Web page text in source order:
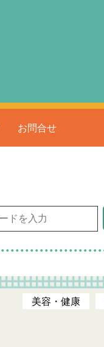
お問合せ
美容・健康